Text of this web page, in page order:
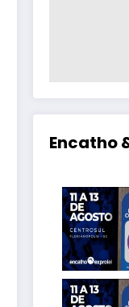
Encatho